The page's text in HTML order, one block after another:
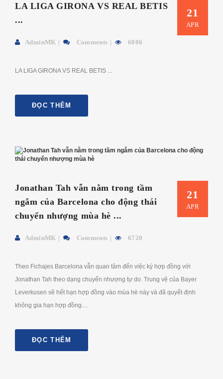
21
APR
LA LIGA GIRONA VS REAL BETIS
...
AdminMK Comments 6806
LA LIGA GIRONA VS REAL BETIS ...
ĐỌC THÊM
21
APR
Jonathan Tah vẫn nằm trong tầm
ngắm của Barcelona cho động thái
chuyển nhượng mùa hè ...
AdminMK Comments 6720
Theo Fichajes Barcelona vẫn quan tâm đến việc ký hợp đồng với
Jonathan Tah theo dạng chuyển nhượng tự do. Trung vệ của Bayer
Leverkusen sẽ hết hạn hợp đồng vào mùa hè này và đã quyết định
không gia hạn hợp đồng....
ĐỌC THÊM